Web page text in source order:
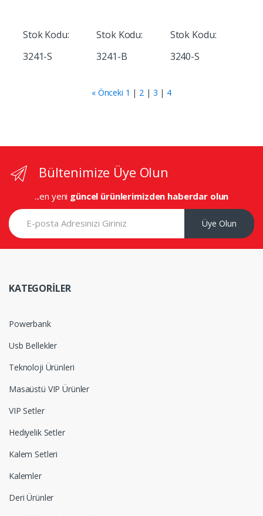
Stok Kodu:
3241-S
Stok Kodu:
3241-B
Stok Kodu:
3240-S
« Önceki 1 | 2 | 3 | 4
Bültenimize Üye Olun
...en yeni güncel ürünlerimizden haberdar olun
Üye Olun
KATEGORİLER
Powerbank
Usb Bellekler
Teknoloji Ürünleri
Masaüstü VIP Ürünler
VIP Setler
Hediyelik Setler
Kalem Setleri
Kalemler
Deri Ürünler